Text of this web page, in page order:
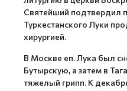
Святейший подтвердил
Туркестанского Луки
хирургией.
В Москве еп. Лука был
Бутырскую, а затем в
тяжелый грипп. К